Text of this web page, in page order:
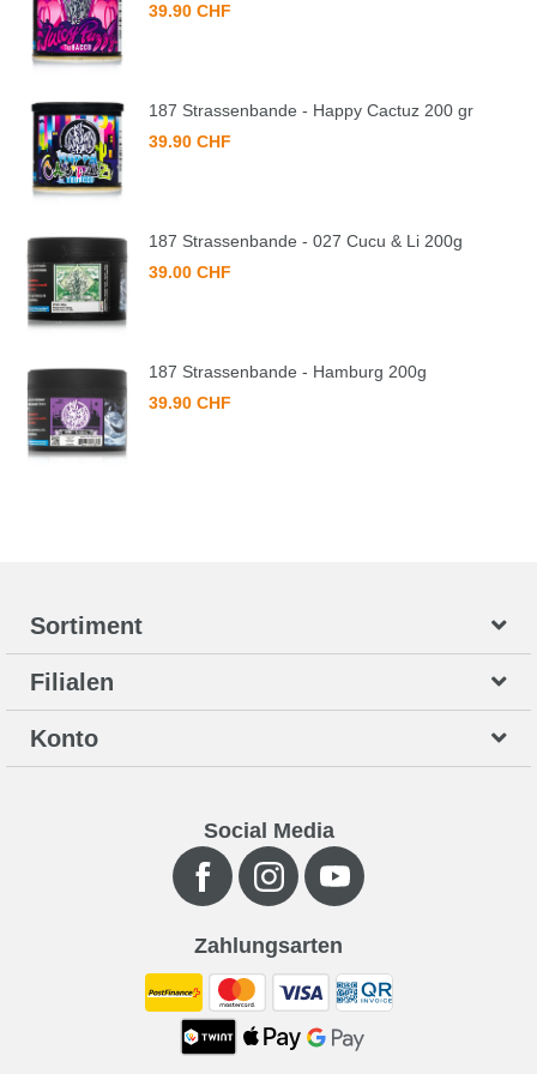
39.90 CHF
187 Strassenbande - Happy Cactuz 200 gr
39.90 CHF
187 Strassenbande - 027 Cucu & Li 200g
39.00 CHF
187 Strassenbande - Hamburg 200g
39.90 CHF
Sortiment
Filialen
Konto
Social Media
Zahlungsarten